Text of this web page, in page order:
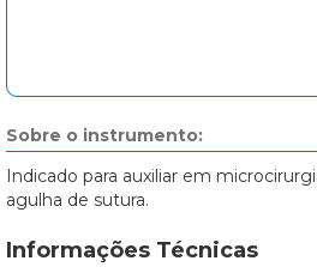
Sobre o instrumento:
Indicado para auxiliar em
agulha de sutura.
Informações Técnicas